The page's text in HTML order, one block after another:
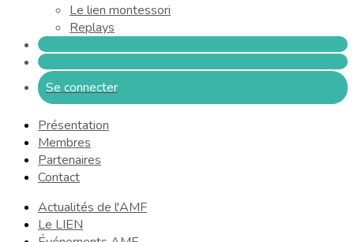
Le lien montessori
Replays
Se connecter
Présentation
Membres
Partenaires
Contact
Actualités de l'AMF
Le LIEN